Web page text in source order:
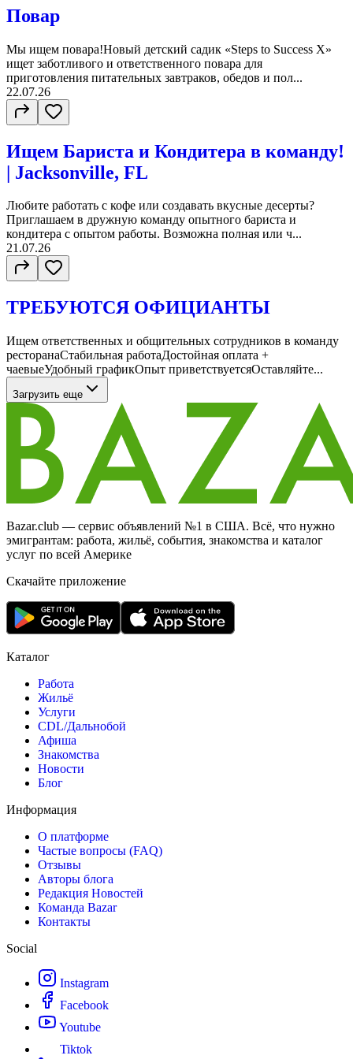
Повар
Мы ищем повара!Новый детский садик «Steps to Success X»
ищет заботливого и ответственного повара для
приготовления питательных завтраков, обедов и пол...
22.07.26
Ищем Бариста и Кондитера в команду!
| Jacksonville, FL
Любите работать с кофе или создавать вкусные десерты?
Приглашаем в дружную команду опытного бариста и
кондитера с опытом работы. Возможна полная или ч...
21.07.26
ТРЕБУЮТСЯ ОФИЦИАНТЫ
Ищем ответственных и общительных сотрудников в команду
ресторанаСтабильная работаДостойная оплата +
чаевыеУдобный графикОпыт приветствуетсяОставляйте...
Загрузить еще
Bazar.club — сервис объявлений №1 в США. Всё, что нужно
эмигрантам: работа, жильё, события, знакомства и каталог
услуг по всей Америке
Скачайте приложение
Каталог
Работа
Жильё
Услуги
CDL/Дальнобой
Афиша
Знакомства
Новости
Блог
Информация
О платформе
Частые вопросы (FAQ)
Отзывы
Авторы блога
Редакция Новостей
Команда Bazar
Контакты
Social
Instagram
Facebook
Youtube
Tiktok